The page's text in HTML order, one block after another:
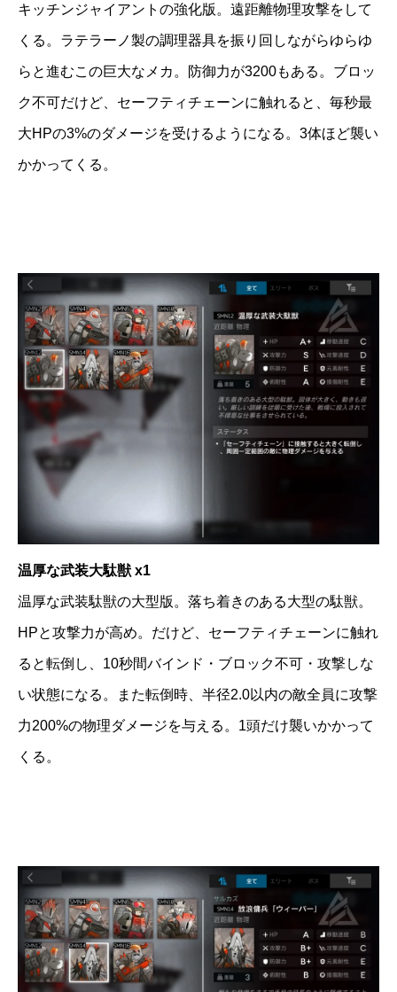
キッチンジャイアントの強化版。遠距離物理攻撃をして
くる。ラテラーノ製の調理器具を振り回しながらゆらゆ
らと進むこの巨大なメカ。防御力が3200もある。ブロッ
ク不可だけど、セーフティチェーンに触れると、毎秒最
大HPの3%のダメージを受けるようになる。3体ほど襲い
かかってくる。
温厚な武装大駄獣 x1
温厚な武装駄獣の大型版。落ち着きのある大型の駄獣。
HPと攻撃力が高め。だけど、セーフティチェーンに触れ
ると転倒し、10秒間バインド・ブロック不可・攻撃しな
い状態になる。また転倒時、半径2.0以内の敵全員に攻撃
力200%の物理ダメージを与える。1頭だけ襲いかかって
くる。